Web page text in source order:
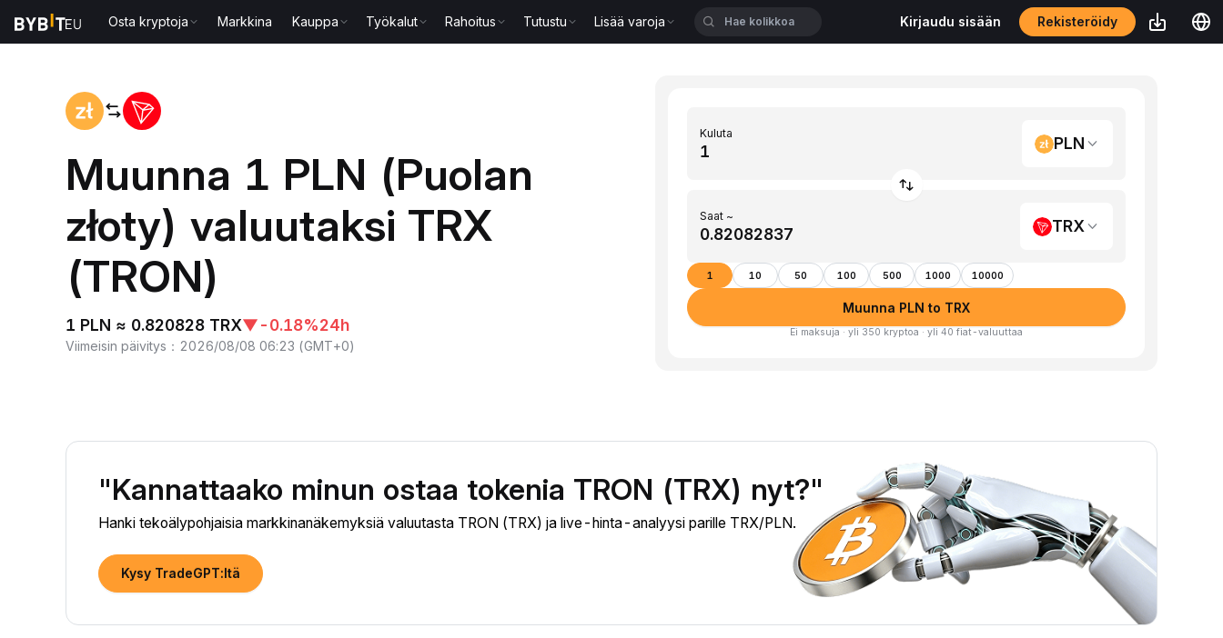
Osta kryptoja Markkina Kauppa Työkalut Rahoitus Tutustu Lisää varoja Kirjaudu sisään Rekisteröidy
Muunna 1 PLN (Puolan
złoty) valuutaksi TRX
(TRON)
1 PLN ≈ 0.820828 TRX▼-0.18%24h
Viimeisin päivitys ： 2026/08/08 06:23 (GMT+0)
Kuluta
PLN
Saat ~
TRX
1 10 50 100 500 1000 10000
Muunna PLN to TRX
Ei maksuja · yli 350 kryptoa · yli 40 fiat-valuuttaa
"Kannattaako minun ostaa tokenia TRON (TRX) nyt?"
Hanki tekoälypohjaisia markkinanäkemyksiä valuutasta TRON (TRX) ja live-hinta-analyysi parille TRX/PLN.
Kysy TradeGPT:ltä